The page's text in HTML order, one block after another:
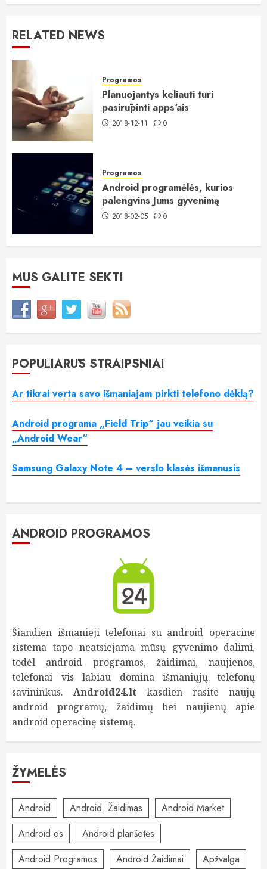
RELATED NEWS
Programos
Planuojantys keliauti turi
pasirūpinti apps‘ais
2018-12-11 0
Programos
Android programėlės, kurios
palengvins Jums gyvenimą
2018-02-05 0
MUS GALITE SEKTI
POPULIARŪS STRAIPSNIAI
Ar tikrai verta savo išmaniajam pirkti telefono dėklą?
Android programa „Field Trip“ jau veikia su
„Android Wear“
Samsung Galaxy Note 4 – verslo klasės išmanusis
ANDROID PROGRAMOS
Šiandien išmanieji telefonai su android operacine
sistema tapo neatsiejama mūsų gyvenimo dalimi,
todėl android programos, žaidimai, naujienos,
telefonai vis labiau domina išmaniųjų telefonų
savininkus. Android24.lt kasdien rasite naujų
android programų, žaidimų bei naujienų apie
android operacinę sistemą.
ŽYMELĖS
Android Android. Žaidimas
Android Market
Android os
Android planšetės
Android Programos
Android Žaidimai
Apžvalga